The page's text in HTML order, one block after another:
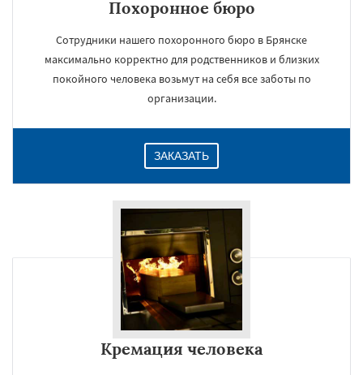
Похоронное бюро
Сотрудники нашего похоронного бюро в Брянске
максимально корректно для родственников и близких
покойного человека возьмут на себя все заботы по
организации.
ЗАКАЗАТЬ
Кремация человека